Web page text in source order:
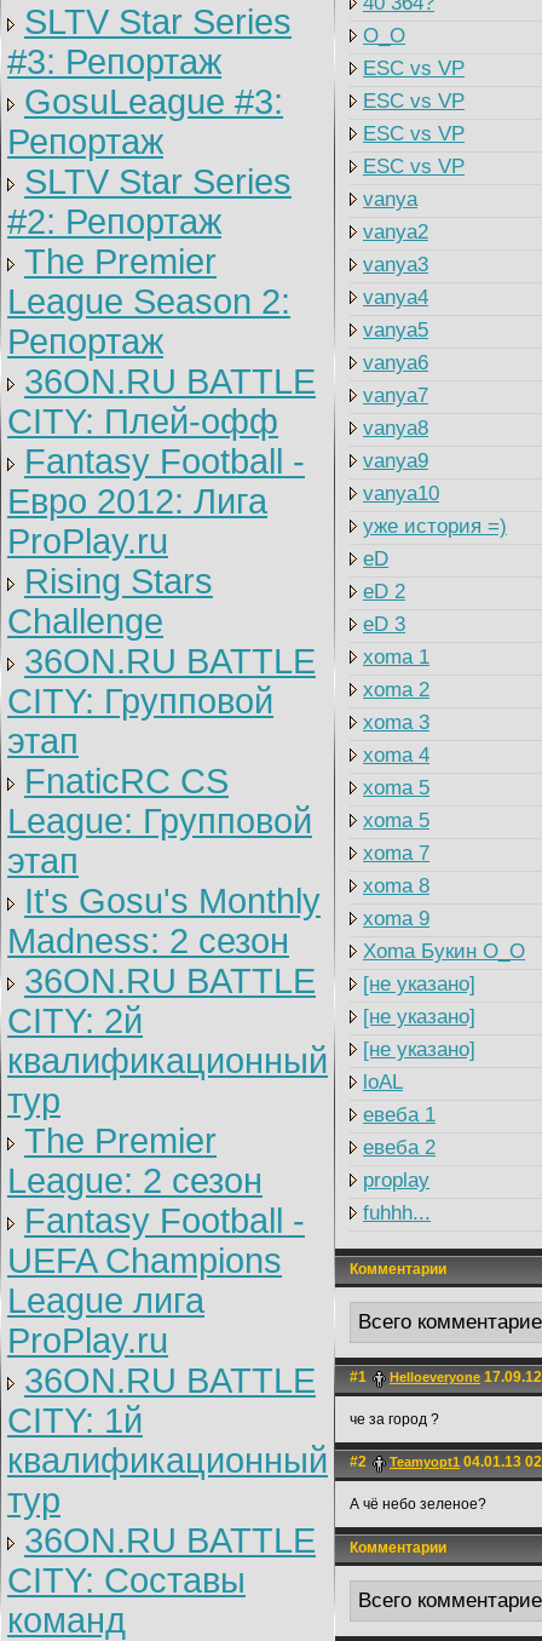
SLTV Star Series
#3: Репортаж
GosuLeague #3:
Репортаж
SLTV Star Series
#2: Репортаж
The Premier
League Season 2:
Репортаж
36ON.RU BATTLE
CITY: Плей-офф
Fantasy Football -
Евро 2012: Лига
ProPlay.ru
Rising Stars
Challenge
36ON.RU BATTLE
CITY: Групповой
этап
FnaticRC CS
League: Групповой
этап
It's Gosu's Monthly
Madness: 2 сезон
36ON.RU BATTLE
CITY: 2й
квалификационный
тур
The Premier
League: 2 cезон
Fantasy Football -
UEFA Champions
League лига
ProPlay.ru
36ON.RU BATTLE
CITY: 1й
квалификационный
тур
36ON.RU BATTLE
CITY: Составы
команд
O_O
ESC vs VP
ESC vs VP
ESC vs VP
ESC vs VP
vanya
vanya2
vanya3
vanya4
vanya5
vanya6
vanya7
vanya8
vanya9
vanya10
уже история =)
eD
eD 2
eD 3
xoma 1
xoma 2
xoma 3
xoma 4
xoma 5
xoma 5
xoma 7
xoma 8
xoma 9
Xoma Букин O_O
[не указано]
[не указано]
[не указано]
loAL
евеба 1
евеба 2
proplay
fuhhh...
Комментарии
Всего
#1 Helloeveryone
че за город ?
#2 Teamyopt1 04.01.13
А чё небо зеленое?
Комментарии
Всего